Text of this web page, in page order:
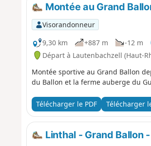
Montée au Grand
Visorandonneur
9,30 km
+887 m -12 m
Départ à Lautenbachzell (Haut-
Montée sportive au Grand Ballon
du Ballon et la ferme auberge du
Télécharger le PDF Télécharger
Linthal - Grand Ballon